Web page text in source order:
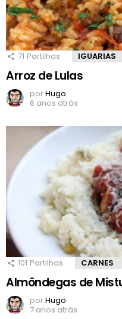
71 Partilhas IGUARIAS
Arroz de Lulas
porHugo
6 anos atrás
101 Partilhas CARNES
Almôndegas de
porHugo
7 anos atrás